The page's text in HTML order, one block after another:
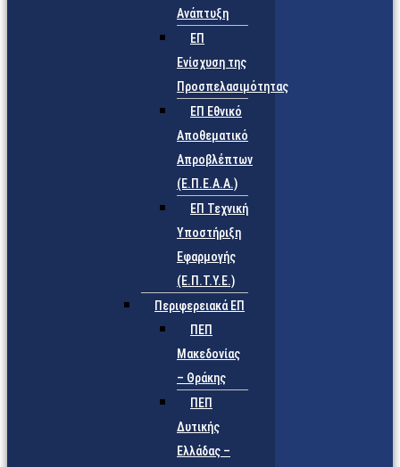
Ανάπτυξη
ΕΠ
Ενίσχυση της
Προσπελασιμότητας
ΕΠ Εθνικό
Αποθεματικό
Απροβλέπτων
(Ε.Π.Ε.Α.Α.)
ΕΠ Τεχνική
Υποστήριξη
Εφαρμογής
(Ε.Π.Τ.Υ.Ε.)
Περιφερειακά ΕΠ
ΠΕΠ
Μακεδονίας
– Θράκης
ΠΕΠ
Δυτικής
Ελλάδας –